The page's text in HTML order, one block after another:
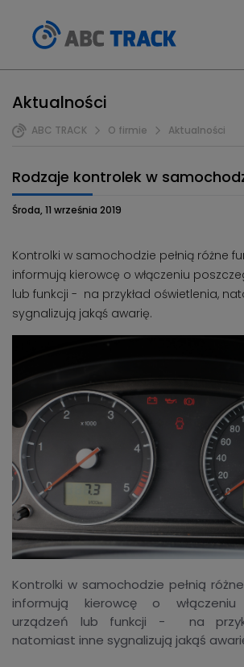
Aktualności
ABC TRACK O firmie Aktualności
Rodzaje kontrolek w
Środa, 11 września 2019
Kontrolki w samochodzie pełnią różne
informują kierowcę o włączeniu
lub funkcji - na przykład oświetlenia,
sygnalizują jakąś awarię.
Kontrolki w samochodzie pełnią
informują kierowcę o włączeniu
urządzeń lub funkcji - na
natomiast inne sygnalizują jakąś